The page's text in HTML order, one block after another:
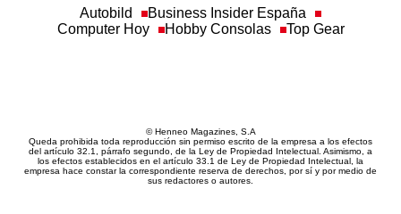
Autobild
Business Insider España
Computer Hoy
Hobby Consolas Top Gear
© Henneo Magazines, S.A
Queda prohibida toda reproducción sin permiso escrito de la empresa a los efectos
del artículo 32.1, párrafo segundo, de la Ley de Propiedad Intelectual. Asimismo, a
los efectos establecidos en el artículo 33.1 de Ley de Propiedad Intelectual, la
empresa hace constar la correspondiente reserva de derechos, por sí y por medio de
sus redactores o autores.